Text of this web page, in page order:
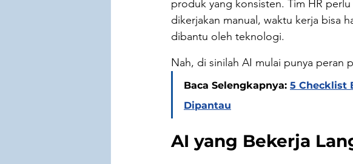
produk yang konsisten. Tim HR
dikerjakan manual, waktu kerja bisa
dibantu oleh teknologi.
Nah, di sinilah AI mulai punya peran
Baca Selengkapnya: 5 Checklist
Dipantau
AI yang Bekerja